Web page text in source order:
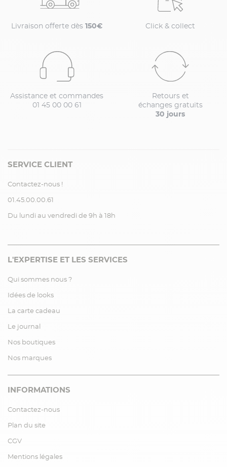
Livraison offerte dès 150€ Click & collect
Assistance et commandes
01 45 00 00 61
Retours et
échanges gratuits
30 jours
SERVICE CLIENT
Contactez-nous !
01.45.00.00.61
Du lundi au vendredi de 9h à 18h
L'EXPERTISE ET LES SERVICES
Qui sommes nous ?
Idées de looks
La carte cadeau
Le journal
Nos boutiques
Nos marques
INFORMATIONS
Contactez-nous
Plan du site
CGV
Mentions légales